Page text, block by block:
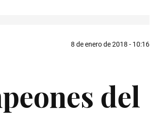
8 de enero de 2018 - 10:16
del